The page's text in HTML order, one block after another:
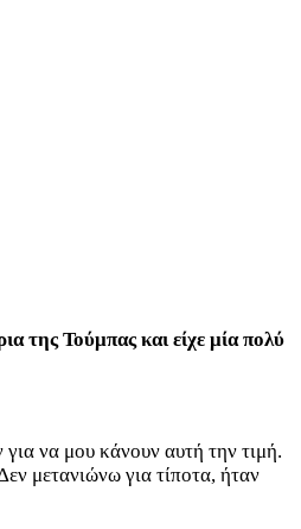
της Τούμπας και είχε μία πολύ
να μου κάνουν αυτή την τιμή.
μετανιώνω για τίποτα, ήταν